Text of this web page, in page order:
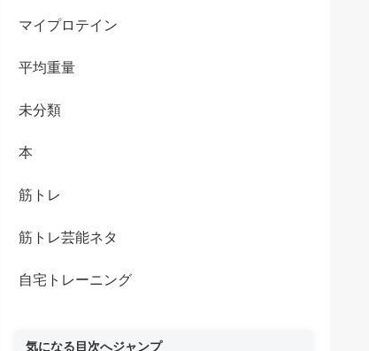
マイプロテイン
平均重量
未分類
本
筋トレ
筋トレ芸能ネタ
自宅トレーニング
気になる目次へジャンプ